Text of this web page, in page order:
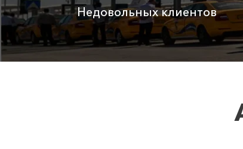
Детское автокресло
Ожидание машины
Недовольных клиентов